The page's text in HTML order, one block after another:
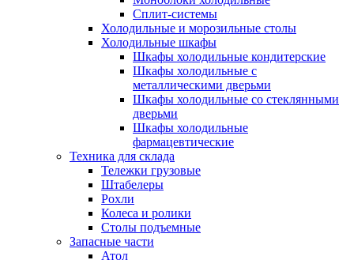
Сплит-системы
Холодильные и морозильные столы
Холодильные шкафы
Шкафы холодильные кондитерские
Шкафы холодильные с
металлическими дверьми
Шкафы холодильные со стеклянными
дверьми
Шкафы холодильные
фармацевтические
Техника для склада
Тележки грузовые
Штабелеры
Рохли
Колеса и ролики
Столы подъемные
Запасные части
Атол